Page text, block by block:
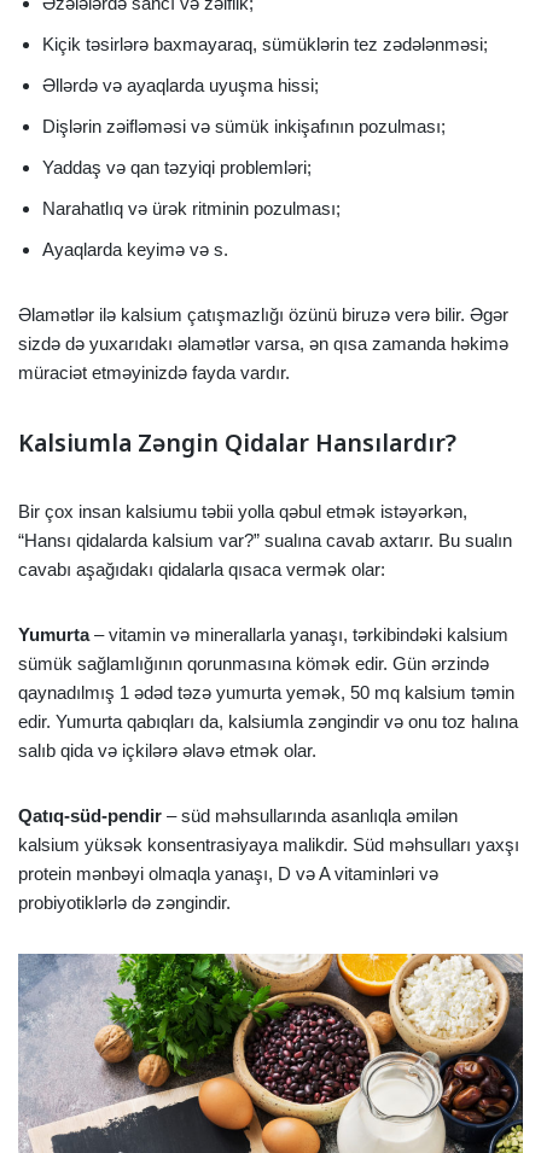
Kiçik təsirlərə baxmayaraq, sümüklərin tez zədələnməsi;
Əllərdə və ayaqlarda uyuşma hissi;
Dişlərin zəifləməsi və sümük inkişafının pozulması;
Yaddaş və qan təzyiqi problemləri;
Narahatlıq və ürək ritminin pozulması;
Ayaqlarda keyimə və s.
Əlamətlər ilə kalsium çatışmazlığı özünü biruzə verə bilir. Əgər
sizdə də yuxarıdakı əlamətlər varsa, ən qısa zamanda həkimə
müraciət etməyinizdə fayda vardır.
Kalsiumla Zəngin Qidalar Hansılardır?
Bir çox insan kalsiumu təbii yolla qəbul etmək istəyərkən,
“Hansı qidalarda kalsium var?” sualına cavab axtarır. Bu sualın
cavabı aşağıdakı qidalarla qısaca vermək olar:
Yumurta– vitamin və minerallarla yanaşı, tərkibindəki kalsium
sümük sağlamlığının qorunmasına kömək edir. Gün ərzində
qaynadılmış 1 ədəd təzə yumurta yemək, 50 mq kalsium təmin
edir. Yumurta qabıqları da, kalsiumla zəngindir və onu toz halına
salıb qida və içkilərə əlavə etmək olar.
Qatıq-süd-pendir – süd məhsullarında asanlıqla əmilən
kalsium yüksək konsentrasiyaya malikdir. Süd məhsulları yaxşı
protein mənbəyi olmaqla yanaşı, D və A vitaminləri və
probiyotiklərlə də zəngindir.